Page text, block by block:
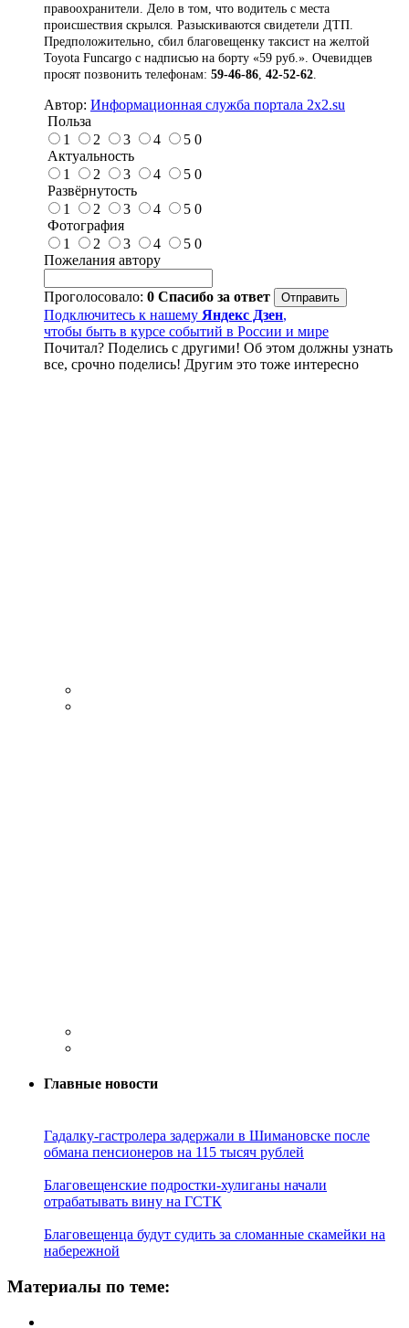
правоохранители. Дело в том, что водитель с места
происшествия скрылся. Разыскиваются свидетели ДТП.
Предположительно, сбил благовещенку таксист на желтой
Toyota Funcargo с надписью на борту «59 руб.». Очевидцев
просят позвонить телефонам: 59-46-86 42-52-62
Автор: Информационная служба портала 2x2.su
Польза
1
2 3 4 5 0
Актуальность
1
2 3 4 5 0
Развёрнутость
1
2 3 4 5 0
Фотография
1
2 3 4 5 0
Пожелания автору
Проголосовало: 0 Спасибо за ответ
Подключитесь к нашему Яндекс Дзен,
чтобы быть в курсе событий в России и мире
Почитал? Поделись с другими! Об этом должны узнать
все, срочно поделись! Другим это тоже интересно
Главные новости
Гадалку-гастролера задержали в Шимановске после
обмана пенсионеров на 115 тысяч рублей
Благовещенские подростки-хулиганы начали
отрабатывать вину на ГСТК
Благовещенца будут судить за сломанные скамейки на
набережной
Материалы по теме: